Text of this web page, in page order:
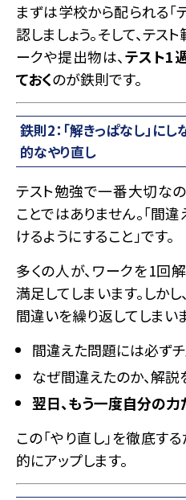
まずは学校から配られる「
認しましょう。そして、テ
ークや提出物は、テスト1
ておくのが鉄則です。
鉄則2：「解きっぱなし」に
的なやり直し
テスト勉強で一番大切な
ことではありません。「間
けるようにすること」です。
多くの人が、ワークを1回
満足してしまいます。しか
間違いを繰り返してしまい
間違えた問題には必ず
なぜ間違えたのか、解
翌日、もう一度自分の
この「やり直し」を徹底す
的にアップします。